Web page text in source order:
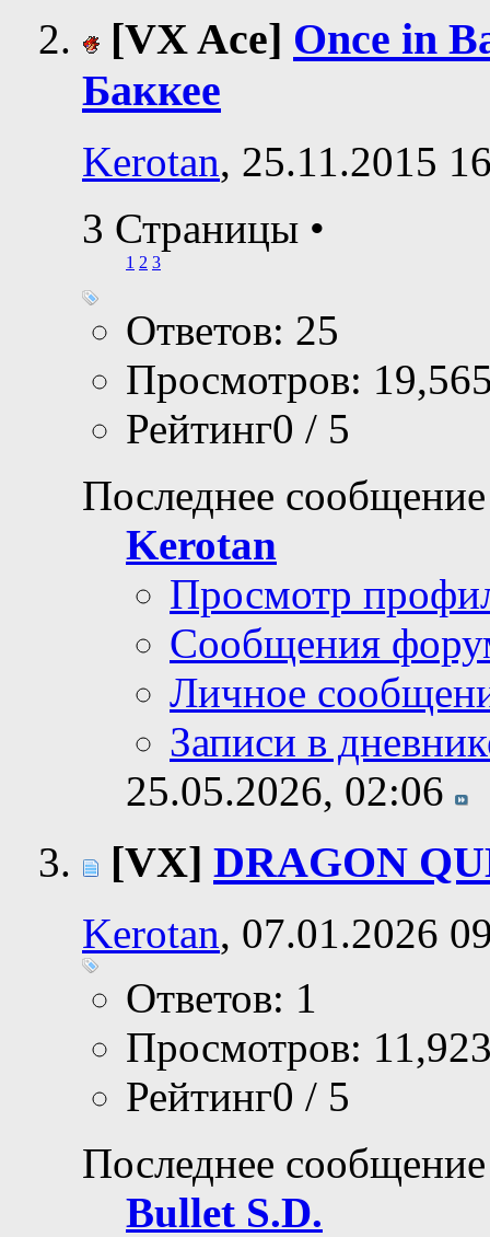
[VX Ace] Once in
Баккее
Kerotan, 25.11.2015
3 Страницы •
1 2 3
Ответов: 25
Просмотров:
Рейтинг0 / 5
Последнее
Kerotan
Просмотр
Сообщения
Личное
Записи в
25.05.2026, 02:06
[VX] DRAGON
Kerotan, 07.01.2026
Ответов: 1
Просмотров:
Рейтинг0 / 5
Последнее
Bullet S.D.